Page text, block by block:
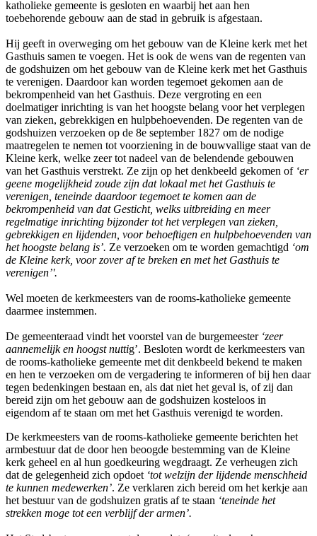
katholieke gemeente is gesloten en waarbij het aan hen
toebehorende gebouw aan de stad in gebruik is afgestaan.
Hij geeft in overweging om het gebouw van de Kleine kerk met het
Gasthuis samen te voegen. Het is ook de wens van de regenten van
de godshuizen om het gebouw van de Kleine kerk met het Gasthuis
te verenigen. Daardoor kan worden tegemoet gekomen aan de
bekrompenheid van het Gasthuis. Deze vergroting en een
doelmatiger inrichting is van het hoogste belang voor het verplegen
van zieken, gebrekkigen en hulpbehoevenden. De regenten van de
godshuizen verzoeken op de 8e september 1827 om de nodige
maatregelen te nemen tot voorziening in de bouwvallige staat van de
Kleine kerk, welke zeer tot nadeel van de belendende gebouwen
van het Gasthuis verstrekt. Ze zijn op het denkbeeld gekomen of ‘er
geene mogelijkheid zoude zijn dat lokaal met het Gasthuis te
verenigen, teneinde daardoor tegemoet te komen aan de
bekrompenheid van dat Gesticht, welks uitbreiding en meer
regelmatige inrichting bijzonder tot het verplegen van zieken,
gebrekkigen en lijdenden, voor behoeftigen en hulpbehoevenden van
het hoogste belang is’. Ze verzoeken om te worden gemachtigd ‘om
de Kleine kerk, voor zover af te breken en met het Gasthuis te
verenigen’'.
Wel moeten de kerkmeesters van de rooms-katholieke gemeente
daarmee instemmen.
De gemeenteraad vindt het voorstel van de burgemeester ‘zeer
aannemelijk en hoogst nuttig’. Besloten wordt de kerkmeesters van
de rooms-katholieke gemeente met dit denkbeeld bekend te maken
en hen te verzoeken om de vergadering te informeren of bij hen daar
tegen bedenkingen bestaan en, als dat niet het geval is, of zij dan
bereid zijn om het gebouw aan de godshuizen kosteloos in
eigendom af te staan om met het Gasthuis verenigd te worden.
De kerkmeesters van de rooms-katholieke gemeente berichten het
armbestuur dat de door hen beoogde bestemming van de Kleine
kerk geheel en al hun goedkeuring wegdraagt. Ze verheugen zich
dat de gelegenheid zich opdoet ‘tot welzijn der lijdende menschheid
te kunnen medewerken’. Ze verklaren zich bereid om het kerkje aan
het bestuur van de godshuizen gratis af te staan ‘teneinde het
strekken moge tot een verblijf der armen’.